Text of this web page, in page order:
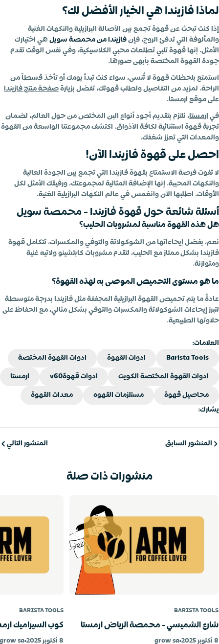
لماذا فازيندا هي الخيار الأفضل لك؟
إذا كنت تبحث عن قهوة تجمع بين الأصالة البرازيلية والنكهات الغنية
والمألوفة التي تدفئ الروح، فإن فازيندا من محمصة سويل هي اختيارك
الأمثل. إنها قهوة تلبي تطلعات محبي الكلاسيكية، وفي نفس الوقت تقدم
جودة القهوة المختصة بأبهى صورها.
استمتع بلحظات قهوة لا تُنسى، سواء كنت تبدأ يومك أو تأخذ قسطاً من
الراحة. لمزيد من التفاصيل ولطلب قهوتك، تفضل بزيارة صفحة منتج فازيندا
على موقع ارمستا.
في ارمستا، نلتزم بتقديم أجود أنواع البن المختص من حول العالم، لضمان
تجربة قهوة استثنائية لكافة الأذواق. اكتشف مجموعتنا الواسعة من القهوة
والمعدات التي تعزز شغفك.
احصل على قهوة فازيندا الآن!
لا تفوت فرصة الاستمتاع بقهوة فازيندا التي تجمع بين الجودة العالية
والنكهات المحببة. إنها الإضافة المثالية لمجموعتك، ورفيقك الأمثل لكل
الأوقات. اطلبها الآن وانغمس في عالم النكهات البرازيلية الغنية.
أسئلة شائعة حول قهوة فازيندا - محمصة سويل
هل هذه القهوة مناسبة لمشروبات الحليب؟
نعم، بفضل إيحاءاتها من الشوكولاتة والتوفي والمكسرات، تتكامل قهوة
فازيندا بشكل ممتاز مع الحليب، لتقدم مشروبات كابتشينو ولاتيه غنية
ومتوازنة.
ما هو مستوى التحميص الموصى به لهذه القهوة؟
عادةً ما يتم تحميص القهوة البرازيلية المجففة مثل فازيندا بدرجة متوسطة
لتبرز إيحاءات الشوكولاتة والمكسرات والتوفي بشكل مثالي، مع الحفاظ على
حلاوتها الطبيعية.
العلامات:
Barista Tools
ادوات القهوة ادوات القهوة المختصة
ادوات القهوة المختصة الكويت ادوات قهوةv60 ارمستا
محاصيل قهوة مستلزمات القهوه
معدات القهوة
يشارك:
المنشور السابق المنشور التالي
منشورات ذات صلة
BARISTA TOOLS
شارع الشميسي - محمصة الرياض ارمستا
8 أكتوبر 2025 grow sa
BARISTA TOOLS
كوب السيراميك
8 أكتوبر 2025 grow sa